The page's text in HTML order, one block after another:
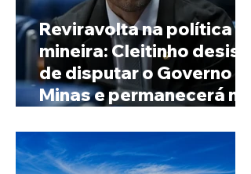
Reviravolta na política
mineira: Cleitinho desiste
de disputar o Governo de
Minas e permanecerá no